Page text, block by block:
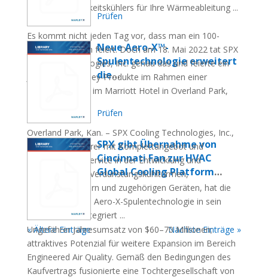
richtigen Flüssigkeitskühlers für Ihre Wärmeableitung ...
Es kommt nicht jeden Tag vor, dass man ein 100-
jähriges Jubiläum feiert. Doch am 18. Mai 2022 tat SPX
Cooling Technologies, Inc. genau das und feierte ein
Jahrhundert Marley-Produkte im Rahmen einer
einmaligen Feier im Marriott Hotel in Overland Park,
Prüfen
Neue Aero-X™-
Spulentechnologie erweitert
die
Trockenbetriebsflexibilität
Flüssigkeitskühler
Blog | Nachricht
Overland Park, Kan. – SPX Cooling Technologies, Inc.,
ein Branchenführer mit Komplettangebot und
umfassendem Service in der Entwicklung und
Herstellung von Verdunstungskühltürmen,
Flüssigkeitskühlern und zugehörigen Geräten, hat die
neue proprietäre Aero-X-Spulentechnologie in sein
Unternehmen integriert ...
Prüfen
SPX gibt Übernahme von
Cincinnati Fan zur HVAC
Global Cooling Platform
bekannt
Nachrichten | Nachrichtenartikel
Ungefährer Jahresumsatz von $60–70 Millionen;
attraktives Potenzial für weitere Expansion im Bereich
Engineered Air Quality. Gemäß den Bedingungen des
Kaufvertrags fusionierte eine Tochtergesellschaft von
« Ältere Einträge Nächste Einträge »